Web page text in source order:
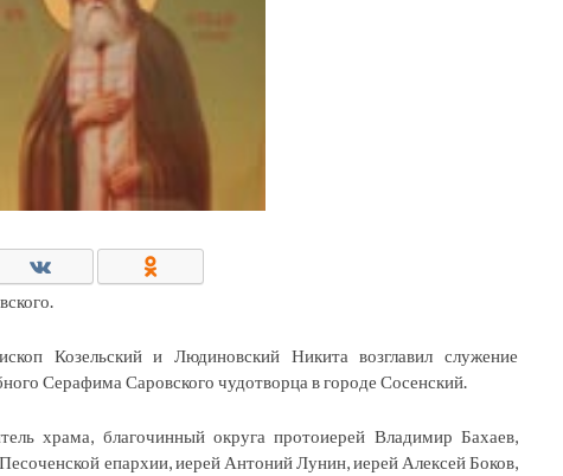
Козельский и Людиновский Никита возглавил служение
Серафима Саровского чудотворца в городе Сосенский.
храма, благочинный округа протоиерей Владимир Бахаев,
епархии, иерей Антоний Лунин, иерей Алексей Боков,